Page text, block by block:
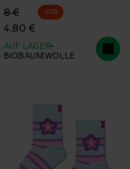
Originalpreis
8 €
Reduzierter Preis
4.80 €
-40%
AUF LAGER
BIOBAUMWOLLE